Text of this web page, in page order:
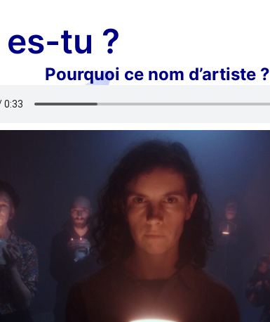
tu ?
Pourquoi ce nom d’artiste ?